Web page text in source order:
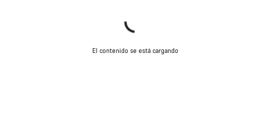
El contenido se está cargando